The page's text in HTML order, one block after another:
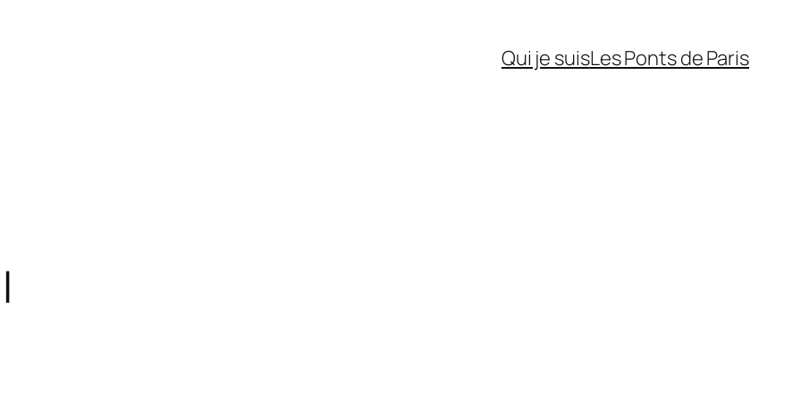
Qui je suisLes Ponts de Paris